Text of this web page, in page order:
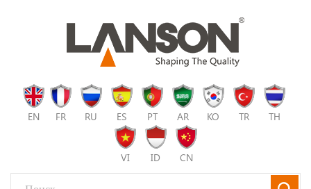
EN FR RU ES PT AR KO TR TH
VI ID CN